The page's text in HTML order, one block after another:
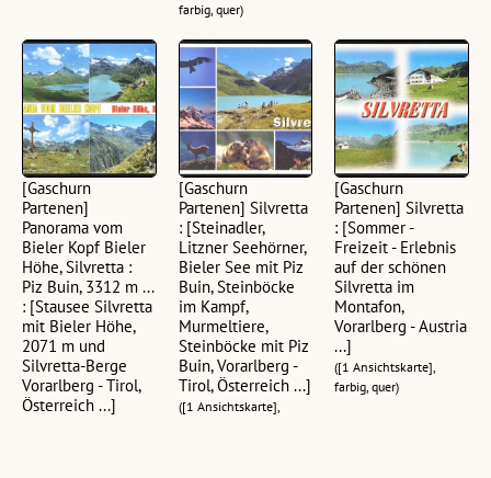
farbig, quer)
[Gaschurn
Partenen]
Panorama vom
Bieler Kopf Bieler
Höhe, Silvretta :
Piz Buin, 3312 m ...
: [Stausee Silvretta
mit Bieler Höhe,
2071 m und
Silvretta-Berge
Vorarlberg - Tirol,
Österreich ...]
[Gaschurn
Partenen] Silvretta
: [Steinadler,
Litzner Seehörner,
Bieler See mit Piz
Buin, Steinböcke
im Kampf,
Murmeltiere,
Steinböcke mit Piz
Buin, Vorarlberg -
Tirol, Österreich ...]
([1 Ansichtskarte],
[Gaschurn
Partenen] Silvretta
: [Sommer -
Freizeit - Erlebnis
auf der schönen
Silvretta im
Montafon,
Vorarlberg - Austria
...]
([1 Ansichtskarte],
farbig, quer)